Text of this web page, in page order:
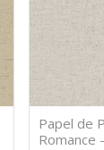
Papel de
Romance